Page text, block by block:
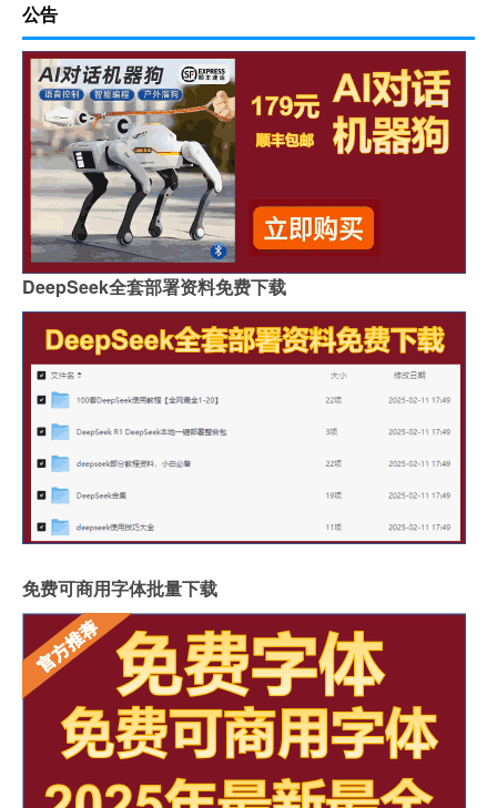
公告
DeepSeek全套部署资料免费下载
免费可商用字体批量下载